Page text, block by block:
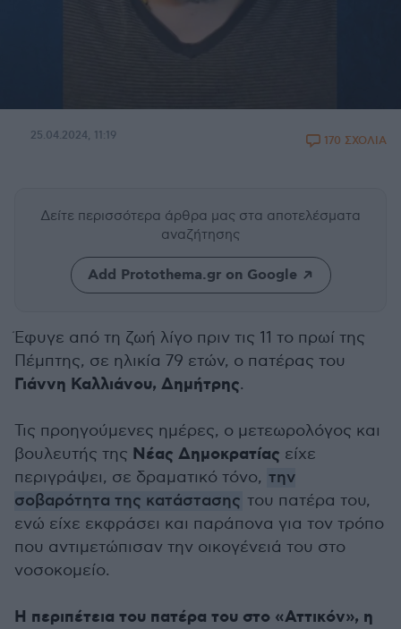
25.04.2024, 11:19 170 ΣΧΟΛΙΑ
Δείτε περισσότερα άρθρα μας στα αποτελέσματα
αναζήτησης
Add Protothema.gr on Google
Έφυγε από τη ζωή λίγο πριν τις 11 το πρωί της
Πέμπτης, σε ηλικία 79 ετών, ο πατέρας του
Γιάννη Καλλιάνου, Δημήτρης.
Τις προηγούμενες ημέρες, ο μετεωρολόγος και
βουλευτής της Νέας Δημοκρατίας είχε
περιγράψει, σε δραματικό τόνο, την
σοβαρότητα της κατάστασης του πατέρα του,
ενώ είχε εκφράσει και παράπονα για τον τρόπο
που αντιμετώπισαν την οικογένειά του στο
νοσοκομείο.
Η περιπέτεια του πατέρα του στο «Αττικόν», η